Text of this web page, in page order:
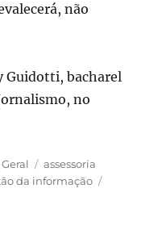
não
Guidotti, bacharel
no
Geral Tags
assessoria
da informação